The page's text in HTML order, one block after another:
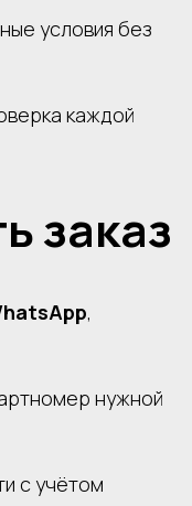
условия без
каждой
заказ
,
нужной
с учётом